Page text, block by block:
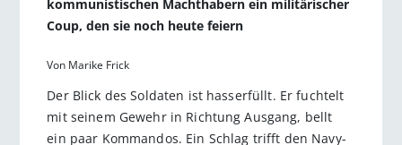
kommunistischen Machthabern ein militärischer
Coup, den sie noch heute feiern
Von Marike Frick
Der Blick des Soldaten ist hasserfüllt. Er fuchtelt
mit seinem Gewehr in Richtung Ausgang, bellt
ein paar Kommandos. Ein Schlag trifft den Navy-